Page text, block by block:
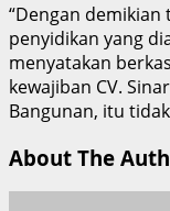
“Dengan
penyidikan yang
menyatakan
kewajiban CV.
Bangunan, itu
About The